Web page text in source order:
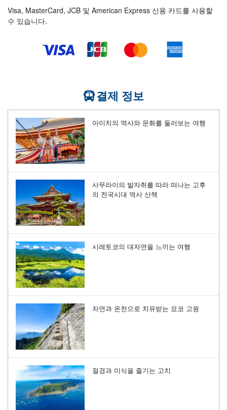
Visa, MasterCard, JCB 및 American Express 신용 카드를 사용할
수 있습니다.
결제 정보
아이치의 역사와 문화를 둘러보는 여행
사무라이의 발자취를 따라 떠나는 고후
의 전국시대 역사 산책
시레토코의 대자연을 느끼는 여행
자연과 온천으로 치유받는 묘코 고원
절경과 미식을 즐기는 고치